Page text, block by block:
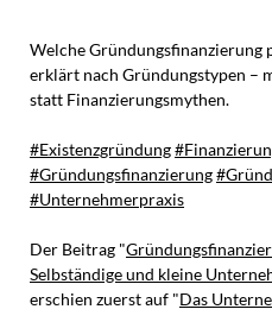
Welche Gründungsfinanzierung
erklärt nach Gründungstypen –
statt Finanzierungsmythen.
#Existenzgründung
#Gründungsfinanzierung
#Unternehmerpraxis
Der Beitrag "
Selbständige und kleine
erschien zuerst auf "Das